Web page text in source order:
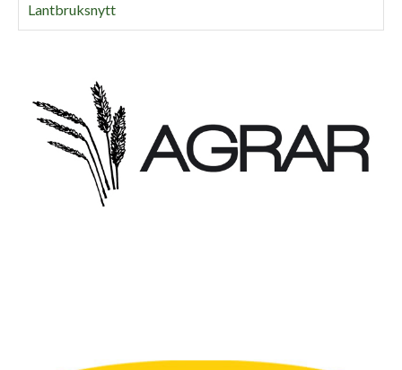
Lantbruksnytt